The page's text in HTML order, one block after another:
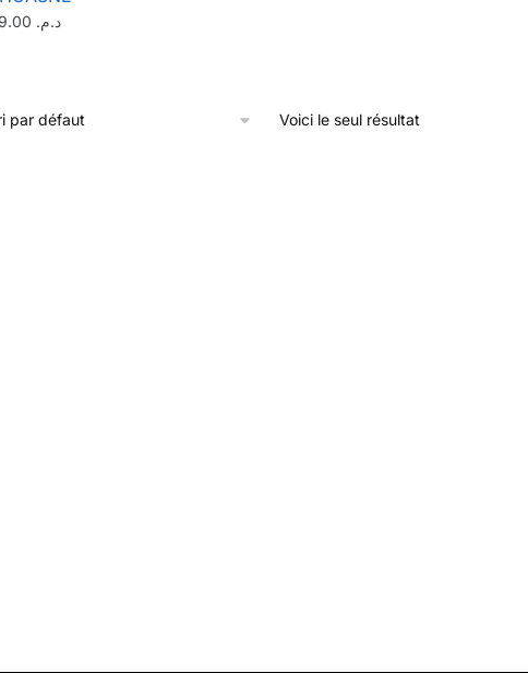
د.م.
Voici le seul résultat